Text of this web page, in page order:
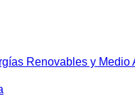
Renovables y Medio